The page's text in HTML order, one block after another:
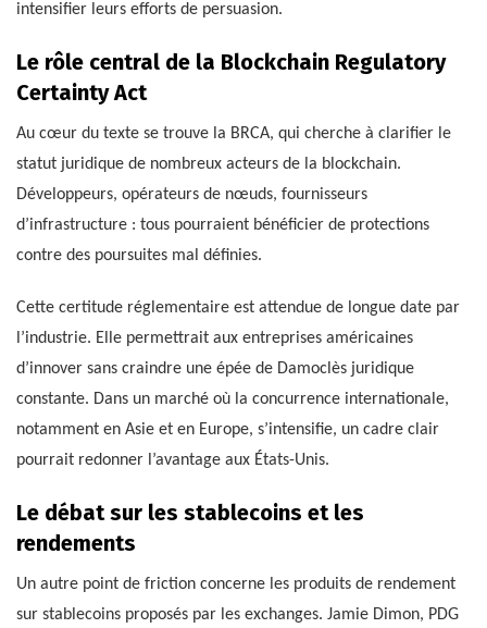
intensifier leurs efforts de persuasion.
Le rôle central de la Blockchain Regulatory
Certainty Act
Au cœur du texte se trouve la BRCA, qui cherche à clarifier le
statut juridique de nombreux acteurs de la blockchain.
Développeurs, opérateurs de nœuds, fournisseurs
d’infrastructure : tous pourraient bénéficier de protections
contre des poursuites mal définies.
Cette certitude réglementaire est attendue de longue date par
l’industrie. Elle permettrait aux entreprises américaines
d’innover sans craindre une épée de Damoclès juridique
constante. Dans un marché où la concurrence internationale,
notamment en Asie et en Europe, s’intensifie, un cadre clair
pourrait redonner l’avantage aux États-Unis.
Le débat sur les stablecoins et les
rendements
Un autre point de friction concerne les produits de rendement
sur stablecoins proposés par les exchanges. Jamie Dimon, PDG